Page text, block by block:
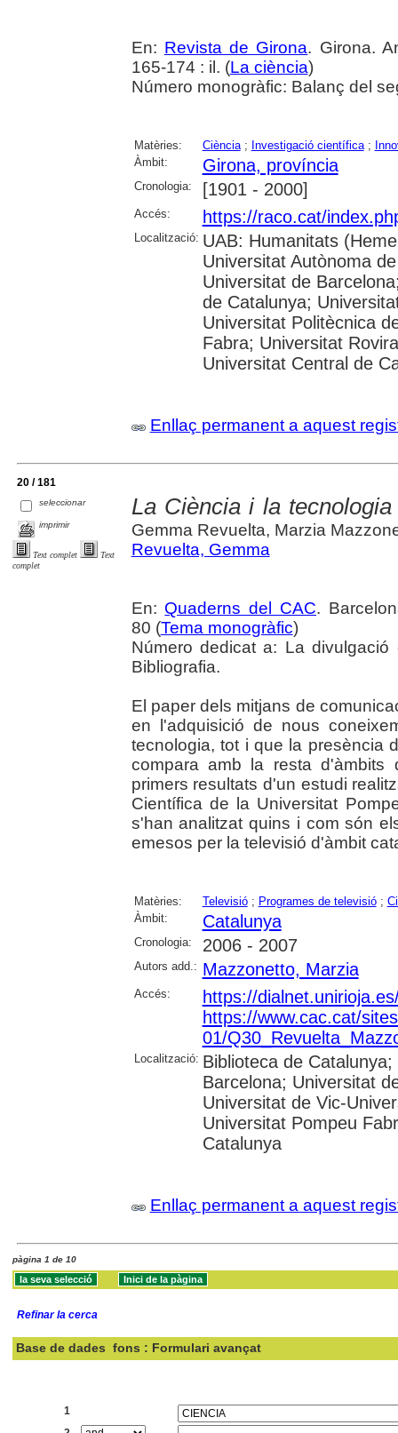
En: Revista de Girona. Girona.
165-174 : il. (La ciència)
Número monogràfic: Balanç del
Matèries: Ciència; Investigació científica;
Àmbit:
Girona, província
Cronologia: [1901 - 2000]
Accés: https://raco.cat/
Localització: UAB: Humanitats
Universitat Autònoma
Universitat de
de Catalunya;
Universitat Politècnica
Fabra; Universitat
Universitat Central de
Enllaç permanent a aquest
20 / 181
seleccionar
imprimir
Text complet
Text
complet
La Ciència i la
Gemma Revuelta, Marzia
Revuelta, Gemma
En: Quaderns del CAC.
80 (Tema monogràfic)
Número dedicat a: La
Bibliografia.
El paper dels mitjans de
en l'adquisició de nous
tecnologia, tot i que la presència
compara amb la resta d'àmbits
primers resultats d'un estudi
Científica de la Universitat
s'han analitzat quins i com són
emesos per la televisió d'àmbit
Matèries: Televisió; Programes de televisió;
Àmbit:
Catalunya
Cronologia: 2006 - 2007
Autors add.: Mazzonetto, Marzia
Accés:
https://
https://www.cac.cat/
01/
Localització: Biblioteca de
Barcelona; Universitat
Universitat de Vic-
Universitat Pompeu
Catalunya
Enllaç permanent a aquest
pàgina 1 de 10
Refinar la cerca
Base de dades fons : Formulari avançat
1